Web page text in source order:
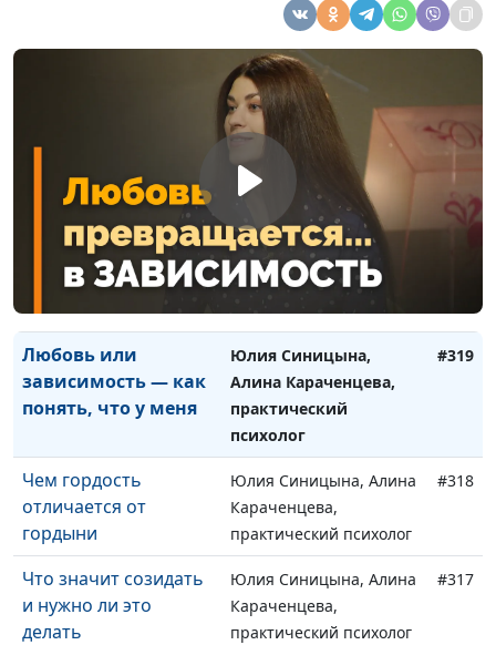
практический психолог
Юлия Синицына, Алина
Караченцева,
практический психолог
запрограммировать
человека?
Юлия Синицына, Алина
Караченцева,
практический психолог
#321
Что такое свобода
Юлия Синицына, Алина
Караченцева,
практический психолог
Любовь или
зависимость — как
понять, что у меня
Юлия Синицына,
Алина Караченцева,
практический
психолог
#319
Чем гордость
отличается от
гордыни
Юлия Синицына, Алина
Караченцева,
практический психолог
#318
Что значит созидать
и нужно ли это
делать
Юлия Синицына, Алина
Караченцева,
практический психолог
#317